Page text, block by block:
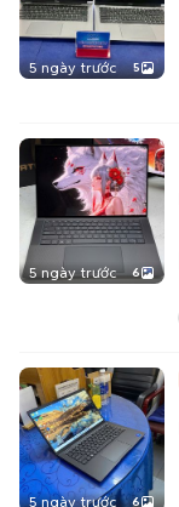
5 ngày trước 5
5 ngày trước 6
5 ngày trước 6